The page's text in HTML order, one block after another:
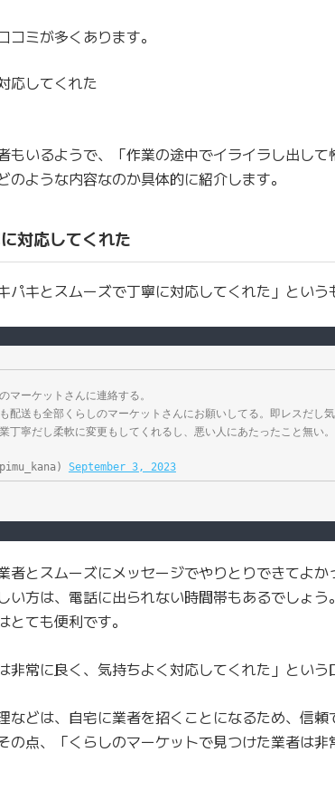
ミが多くあります。
応してくれた
もいるようで、「作業の途中でイライラし出し
ような内容なのか具体的に紹介します。
対応してくれた
キとスムーズで丁寧に対応してくれた」という
マーケットさんに連絡する。
配送も全部くらしのマーケットさんにお願いしてる。即レスだし
丁寧だし柔軟に変更もしてくれるし、悪い人にあたったこと無い。
September 3, 2023
者とスムーズにメッセージでやりとりできてよ
い方は、電話に出られない時間帯もあるでしょ
ても便利です。
常に良く、気持ちよく対応してくれた」という
などは、自宅に業者を招くことになるため、信
の点、「くらしのマーケットで見つけた業者は